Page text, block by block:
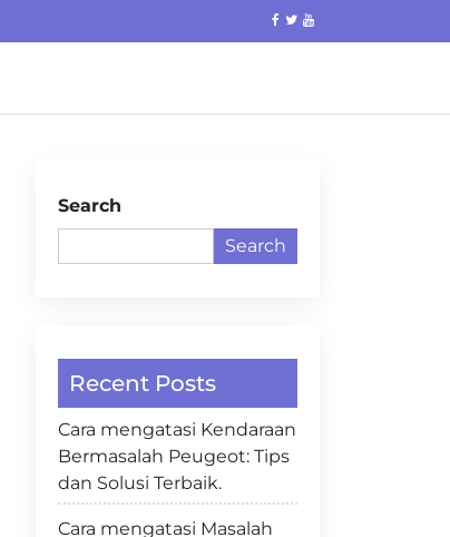
Search
Search
Recent Posts
Cara mengatasi Kendaraan
Bermasalah Peugeot: Tips
dan Solusi Terbaik.
Cara mengatasi Masalah